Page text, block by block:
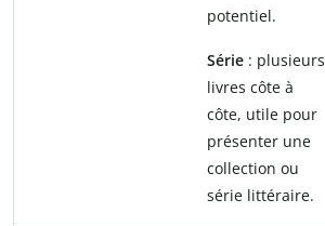
potentiel.
Série : plusieurs
livres côte à
côte, utile pour
présenter une
collection ou
série littéraire.